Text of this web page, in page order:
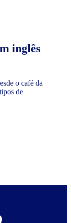
inglês
o café da
de